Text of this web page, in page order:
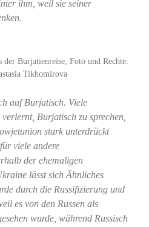
ihm, weil sie seiner
der Burjatienreise, Foto und Rechte:
Tikhomirova
auf Burjatisch. Viele
Burjatisch zu sprechen,
stark unterdrückt
viele andere
der ehemaligen
lässt sich Ähnliches
durch die Russifizierung und
es von den Russen als
wurde, während Russisch